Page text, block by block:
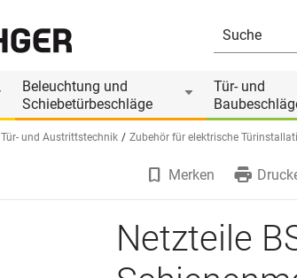
Beleuchtung und
Schiebetürbeschläge
Tür- und
Tür- und Austrittstechnik Zubehör für elektrische
Produkt ist Zubehör von
Merken
Netzteile